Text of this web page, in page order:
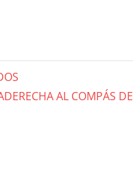
AL COMPÁS DE